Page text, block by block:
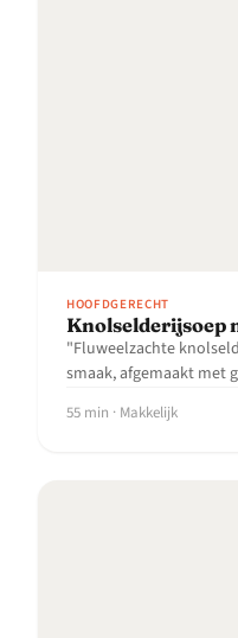
HOOFDGERECHT
Knolselderijsoep
"Fluweelzachte
smaak, afgemaakt met
55 min · Makkelijk